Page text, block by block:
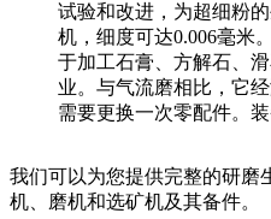
试验和改进，为超细粉
机，细度可达0.006毫米
于加工石膏、方解石、
业。与气流磨相比，它
需要更换一次零配件。
我们可以为您提供完整的研磨
机、磨机和选矿机及其备件。